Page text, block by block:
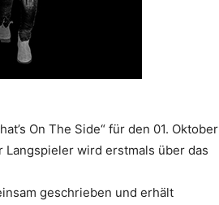
On The Side“ für den 01. Oktober
Langspieler wird erstmals über das
geschrieben und erhält